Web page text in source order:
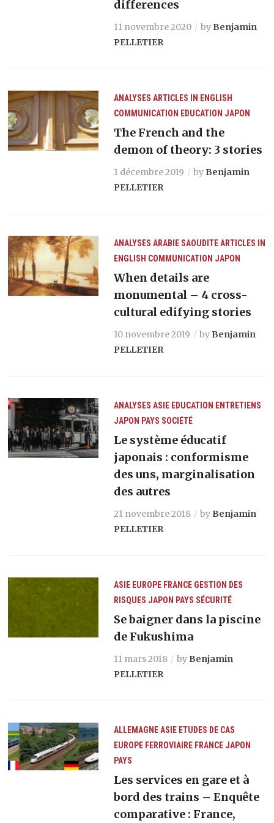
differences
11 novembre 2020 by Benjamin
PELLETIER
ANALYSES ARTICLES IN ENGLISH
COMMUNICATION EDUCATION JAPON
The French and the
demon of theory: 3 stories
1 décembre 2019 by Benjamin
PELLETIER
ANALYSES ARABIE SAOUDITEARTICLES IN
ENGLISH COMMUNICATION JAPON
When details are
monumental – 4 cross-
cultural edifying stories
10 novembre 2019 by Benjamin
PELLETIER
ANALYSES ASIE EDUCATION ENTRETIENS
JAPON PAYS SOCIÉTÉ
Le système éducatif
japonais : conformisme
des uns, marginalisation
des autres
21 novembre 2018 by Benjamin
PELLETIER
ASIE EUROPE FRANCE GESTION DES
RISQUES JAPON PAYS SÉCURITÉ
Se baigner dans la piscine
de Fukushima
11 mars 2018 by Benjamin
PELLETIER
ALLEMAGNEASIE ETUDES DE CAS
EUROPE FERROVIAIRE FRANCE JAPON
PAYS
Les services en gare et à
bord des trains – Enquête
comparative : France,